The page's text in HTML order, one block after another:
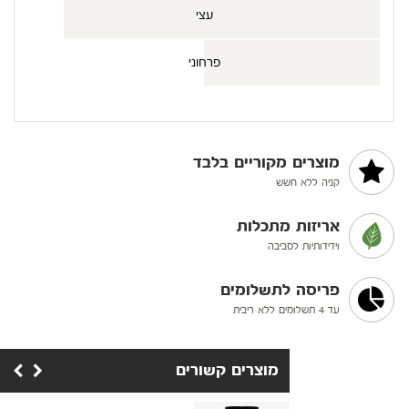
עצי
פרחוני
מוצרים מקוריים בלבד
קניה ללא חשש
אריזות מתכלות
וידידותיות לסביבה
פריסה לתשלומים
עד 4 תשלומים ללא ריבית
מוצרים קשורים